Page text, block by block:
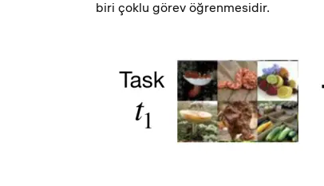
biri çoklu görev öğrenmesidir.